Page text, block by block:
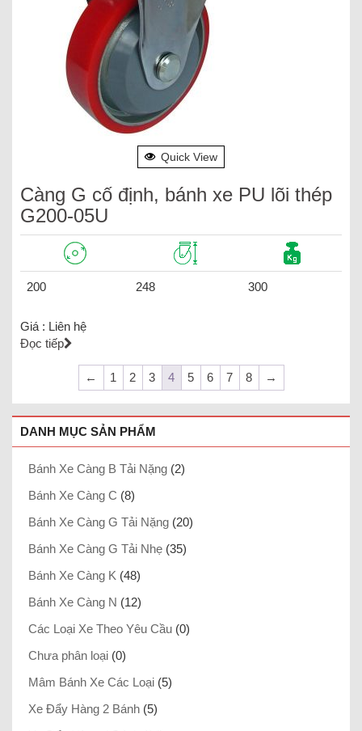
Quick View
Càng G cố định, bánh xe PU lõi thép
G200-05U
200 248 300
Giá : Liên hệ
Đọc tiếp
← 1 2 3 4 5 6 7 8 →
DANH MỤC SẢN PHẨM
Bánh Xe Càng B Tải Nặng (2)
Bánh Xe Càng C (8)
Bánh Xe Càng G Tải Nặng (20)
Bánh Xe Càng G Tải Nhẹ (35)
Bánh Xe Càng K (48)
Bánh Xe Càng N (12)
Các Loại Xe Theo Yêu Cầu (0)
Chưa phân loại (0)
Mâm Bánh Xe Các Loại (5)
Xe Đẩy Hàng 2 Bánh (5)